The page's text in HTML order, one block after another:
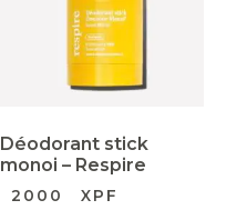
Déodorant stick
monoi – Respire
2000 XPF